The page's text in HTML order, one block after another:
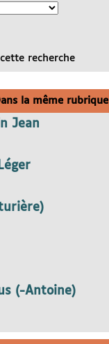
recherche
la même rubrique
Jean
(-Antoine)